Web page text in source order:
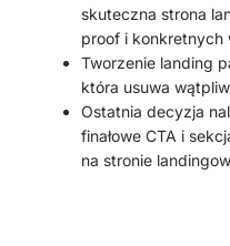
skuteczna strona
proof i konkretnych
Tworzenie landing
która usuwa
Ostatnia decyzja
finałowe CTA i
na stronie